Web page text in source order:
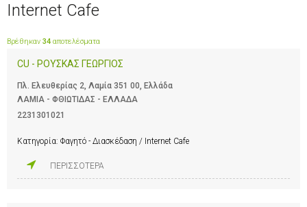
Internet Cafe
Βρέθηκαν 34 αποτελέσματα
CU - ΡΟΥΣΚΑΣ ΓΕΩΡΓΙΟΣ
Πλ. Ελευθερίας 2, Λαμία 351 00, Ελλάδα
ΛΑΜΙΑ - ΦΘΙΩΤΙΔΑΣ - ΕΛΛΑΔΑ
2231301021
Κατηγορία: Φαγητό - Διασκέδαση / Internet Cafe
ΠΕΡΙΣΣΟΤΕΡΑ